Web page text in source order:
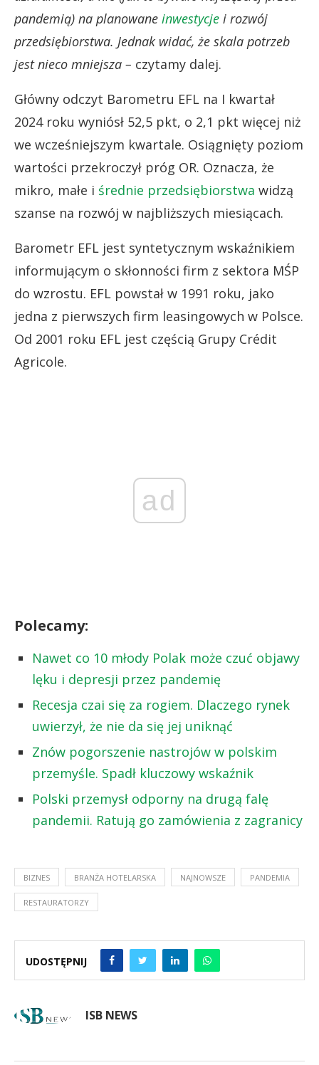
pandemią) na planowane inwestycje i rozwój
przedsiębiorstwa. Jednak widać, że skala potrzeb
jest nieco mniejsza – czytamy dalej.
Główny odczyt Barometru EFL na I kwartał
2024 roku wyniósł 52,5 pkt, o 2,1 pkt więcej niż
we wcześniejszym kwartale. Osiągnięty poziom
wartości przekroczył próg OR. Oznacza, że
mikro, małe i średnie przedsiębiorstwa widzą
szanse na rozwój w najbliższych miesiącach.
Barometr EFL jest syntetycznym wskaźnikiem
informującym o skłonności firm z sektora MŚP
do wzrostu. EFL powstał w 1991 roku, jako
jedna z pierwszych firm leasingowych w Polsce.
Od 2001 roku EFL jest częścią Grupy Crédit
Agricole.
ad
Polecamy:
Nawet co 10 młody Polak może czuć objawy
lęku i depresji przez pandemię
Recesja czai się za rogiem. Dlaczego rynek
uwierzył, że nie da się jej uniknąć
Znów pogorszenie nastrojów w polskim
przemyśle. Spadł kluczowy wskaźnik
Polski przemysł odporny na drugą falę
pandemii. Ratują go zamówienia z zagranicy
BIZNES BRANŻA HOTELARSKA NAJNOWSZE PANDEMIA
RESTAURATORZY
UDOSTĘPNIJ
ISB NEWS